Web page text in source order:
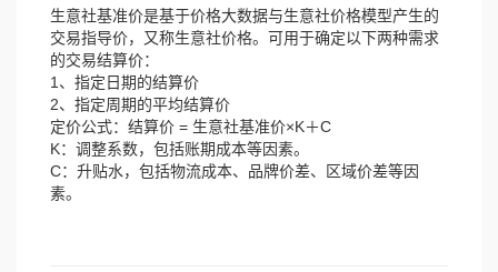
生意社基准价是基于价格大数据与生意社价格模型产生的
交易指导价，又称生意社价格。可用于确定以下两种需求
的交易结算价：
1、指定日期的结算价
2、指定周期的平均结算价
定价公式：结算价 = 生意社基准价×K＋C
K：调整系数，包括账期成本等因素。
C：升贴水，包括物流成本、品牌价差、区域价差等因
素。